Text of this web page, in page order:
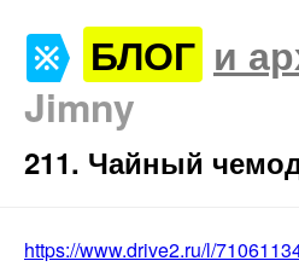
БЛОГ и
Jimny
211. Чайный
https://www.drive2.ru/l/